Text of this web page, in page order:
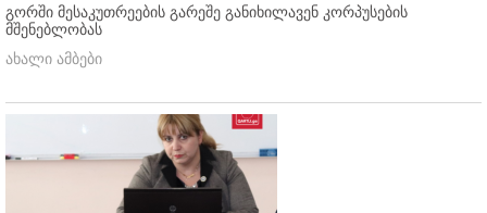
გორში მესაკუთრეების გარეშე განიხილავენ კორპუსების
მშენებლობას
ახალი ამბები